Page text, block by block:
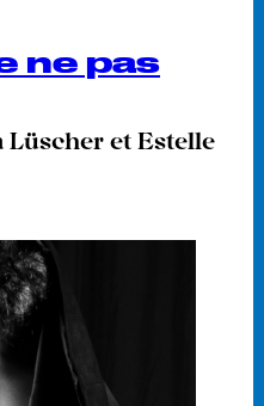
ne pas
Lüscher et Estelle